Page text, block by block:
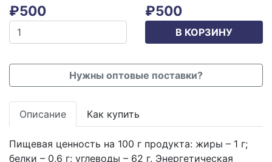
₽500 ₽500
В КОРЗИНУ
Нужны оптовые поставки?
Описание Как купить
Пищевая ценность на 100 г продукта: жиры – 1 г;
белки – 0,6 г; углеводы – 62 г. Энергетическая